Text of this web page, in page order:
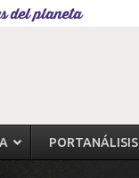
del planeta
PORTANÁLISIS